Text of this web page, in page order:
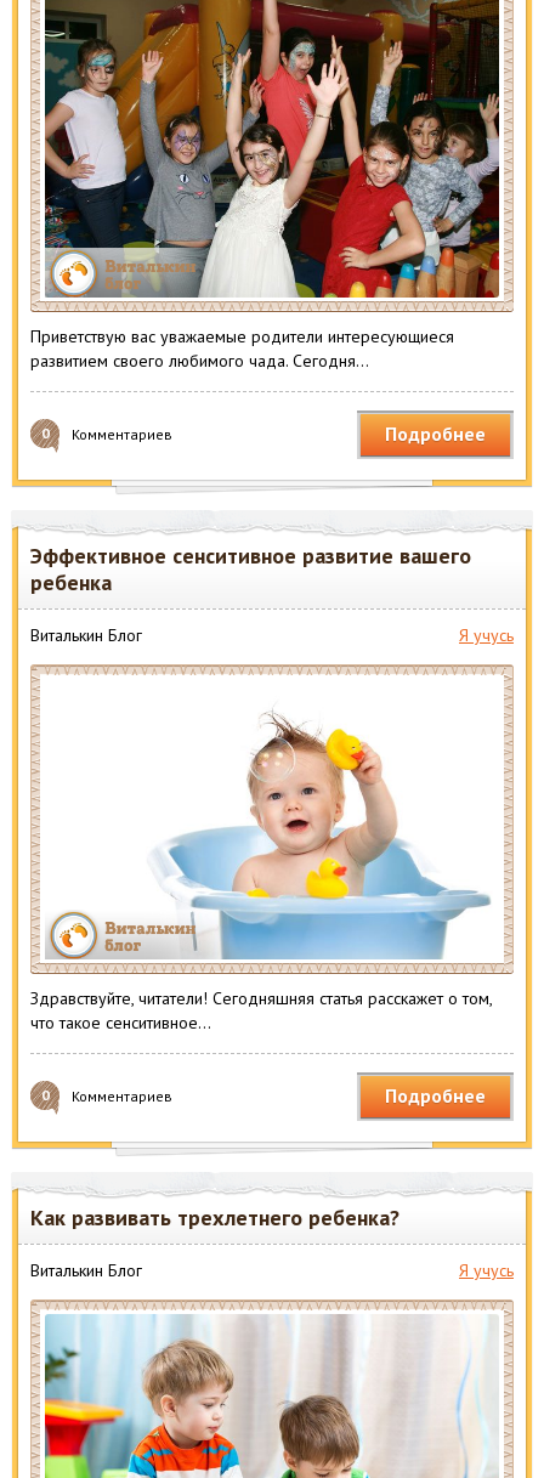
Приветствую вас уважаемые родители интересующиеся
развитием своего любимого чада. Сегодня…
0 Комментариев Подробнее
Эффективное сенситивное развитие вашего
ребенка
Виталькин Блог Я учусь
Здравствуйте, читатели! Сегодняшняя статья расскажет о том,
что такое сенситивное…
0 Комментариев Подробнее
Как развивать трехлетнего ребенка?
Виталькин Блог Я учусь